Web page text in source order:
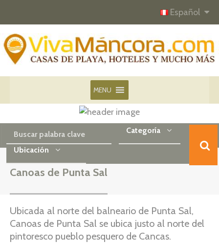
Español
MENU
Categoría
Ubicación
Canoas de Punta Sal
Ubicada al norte del balneario de Punta Sal,
Canoas de Punta Sal se ubica justo al norte del
pintoresco pueblo pesquero de Cancas.